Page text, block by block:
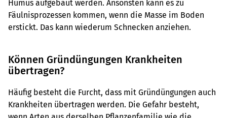
Humus aufgebaut werden. Ansonsten kann es zu
Fäulnisprozessen kommen, wenn die Masse im Boden
erstickt. Das kann wiederum Schnecken anziehen.
Können Gründüngungen Krankheiten
übertragen?
Häufig besteht die Furcht, dass mit Gründüngungen auch
Krankheiten übertragen werden. Die Gefahr besteht,